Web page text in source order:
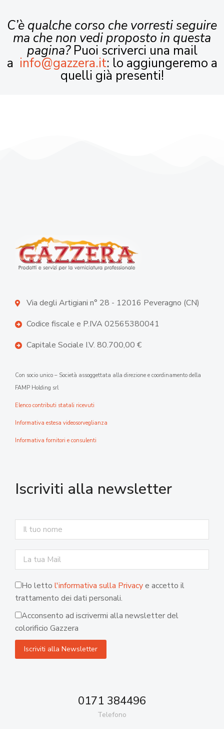
C’è qualche corso che vorresti seguire
ma che non vedi proposto in questa
pagina?Puoi scriverci una mail
a info@gazzera.it: lo aggiungeremo a
quelli già presenti!
Via degli Artigiani n° 28 - 12016 Peveragno (CN)
Codice fiscale e P.IVA 02565380041
Capitale Sociale I.V. 80.700,00 €
Con socio unico – Società assoggettata alla direzione e coordinamento della
FAMP Holding srl
Elenco contributi statali ricevuti
Informativa estesa videosorveglianza
Informativa fornitori e consulenti
Iscriviti alla newsletter
Ho letto l'informativa sulla Privacye accetto il
trattamento dei dati personali.
Acconsento ad iscrivermi alla newsletter del
colorificio Gazzera
0171 384496
Telefono